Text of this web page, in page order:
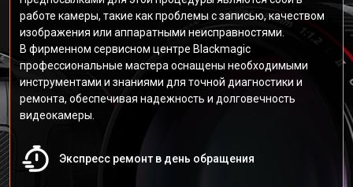
работе камеры, такие как проблемы с записью, качеством
изображения или аппаратными неисправностями.
В фирменном сервисном центре Blackmagic
профессиональные мастера оснащены необходимыми
инструментами и знаниями для точной диагностики и
ремонта, обеспечивая надежность и долговечность
видеокамеры.
Экспресс ремонт в день обращения